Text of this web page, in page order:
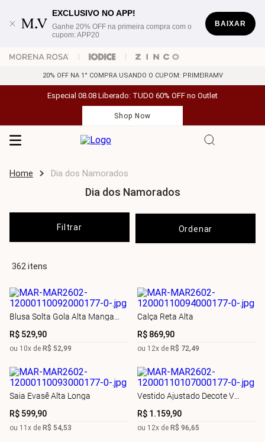
EXCLUSIVO NO APP!
Ganhe 20% OFF na primeira compra com o
cupom: APP20
BAIXAR
20% OFF NA 1° COMPRA USANDO O CUPOM: PRIMEIRAMV
Especial 08.08 Liberado: TUDO 60% OFF no Outlet
Shop Now
Dia dos Namorados
Dia dos Namorados
Filtrar
362
Blusa Solta Gola Alta Manga
R$ 529,90
ou 10x de R$ 52,99
Calça Reta Alta
R$ 869,90
ou 12x de R$ 72,49
Saia Evasê Alta Longa
R$ 599,90
ou 11 x de R$ 54,53
Vestido Ajustado Decote V
R$ 1 .159,90
ou 12x de R$ 96,65